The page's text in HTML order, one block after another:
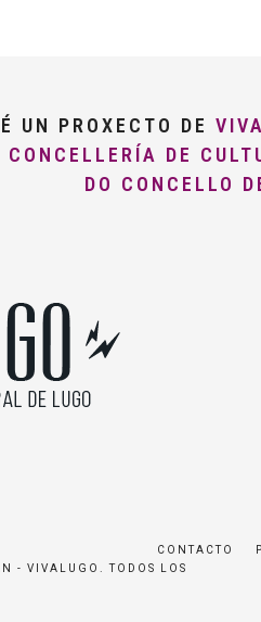
UN PROXECTO DE
CONCELLERÍA DE
DO CONCELLO
CONTACTO
- VIVALUGO. TODOS LOS